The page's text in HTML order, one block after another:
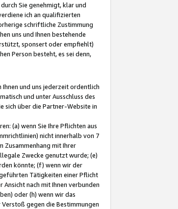
Sie genehmigt, klar und
ich an qualifizierten
schriftliche Zustimmung
uns und Ihnen bestehende
sponsert oder empfiehlt)
Person besteht, es sei denn,
und uns jederzeit ordentlich
und unter Ausschluss des
sich über die Partner-Website in
(a) wenn Sie Ihre Pflichten aus
nicht innerhalb von 7
Zusammenhang mit Ihrer
Zwecke genutzt wurde; (e)
könnte; (f) wenn wir der
Tätigkeiten einer Pflicht
nach mit Ihnen verbunden
oder (h) wenn wir das
gegen die Bestimmungen